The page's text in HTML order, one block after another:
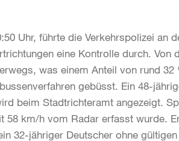
Uhr, führte die Verkehrspolizei an
eine Kontrolle durch. Von
was einem Anteil von rund
gebüsst. Ein 48-
beim Stadtrichteramt angezeigt.
58 km/h vom Radar erfasst wurde.
32-jähriger Deutscher ohne